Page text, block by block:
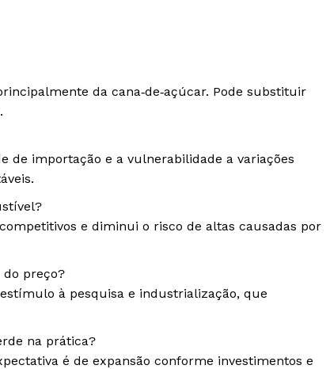
da cana‑de‑açúcar. Pode substituir
de importação e a vulnerabilidade a variações
e diminui o risco de altas causadas por
preço?
à pesquisa e industrialização, que
na prática?
é de expansão conforme investimentos e